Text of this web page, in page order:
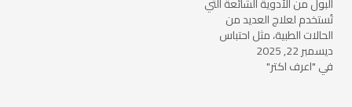
تُستخدم لعلاج العديد من
الحالات الطبية، مثل احتباس
السوائل، ارتفاع ضغط الدم،
وحالات مرضية أخرى. يعتبر مدر
ديسمبر 22, 2025
في "اعرف اكتر"